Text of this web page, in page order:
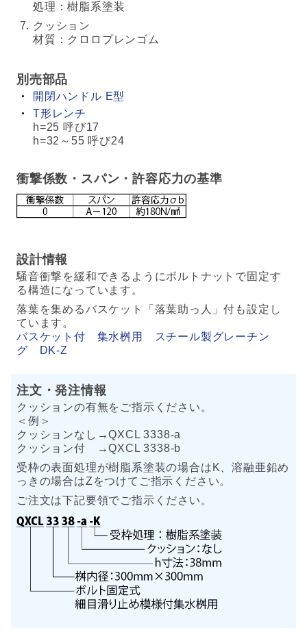
処理：樹脂系塗装
クッション
材質：クロロプレンゴム
別売部品
開閉ハンドル E型
T形レンチ
h=25 呼び17
h=32～55 呼び24
衝撃係数・スパン・許容応力の基準
設計情報
騒音衝撃を緩和できるようにボルトナットで固定す
る構造になっています。
落葉を集めるバスケット「落葉助っ人」付も設定し
ています。
バスケット付 集水桝用 スチール製グレーチン
グ DK-Z
注文・発注情報
クッションの有無をご指示ください。
＜例＞
クッションなし→QXCL 3338-a
クッション付 →QXCL 3338-b
受枠の表面処理が樹脂系塗装の場合はK、溶融亜鉛め
っきの場合はZをつけてご指示ください。
ご注文は下記要領でご指示ください。